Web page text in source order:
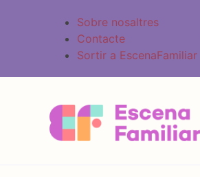
Sobre nosaltres
Contacte
Sortir a EscenaFamiliar